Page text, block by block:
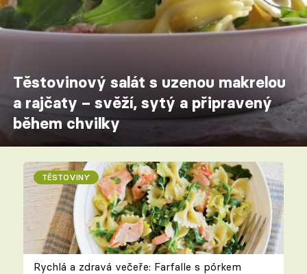
Těstovinový salát s uzenou makrelou
a rajčaty – svěží, sytý a připravený
během chvilky
TĚSTOVINY
Rychlá a zdravá večeře: Farfalle s pórkem